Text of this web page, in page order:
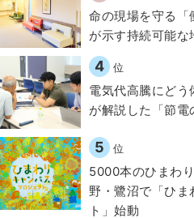
命の現場を守る「
が示す持続可能な
4 位
電気代高騰にどう
が解説した「節
5 位
5000本のひまわ
野・鷺沼で「ひま
ト」始動